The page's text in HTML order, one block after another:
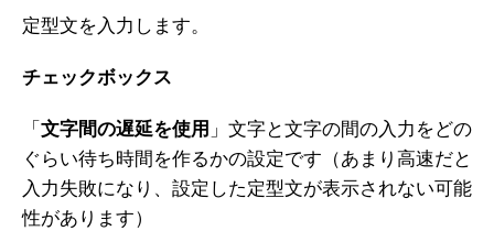
定型文を入力します。
チェックボックス
「 文字間の遅延を使用 」文字と文字の間の入力をどの
ぐらい待ち時間を作るかの設定です（あまり高速だと
入力失敗になり、設定した定型文が表示されない可能
性があります）